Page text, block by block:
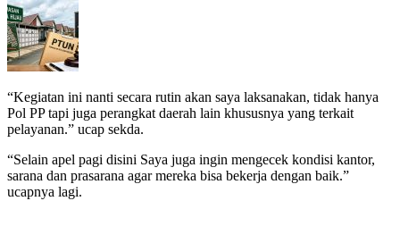
“Kegiatan ini nanti secara rutin akan saya laksanakan, tidak hanya
Pol PP tapi juga perangkat daerah lain khususnya yang terkait
pelayanan.” ucap sekda.
“Selain apel pagi disini Saya juga ingin mengecek kondisi kantor,
sarana dan prasarana agar mereka bisa bekerja dengan baik.”
ucapnya lagi.